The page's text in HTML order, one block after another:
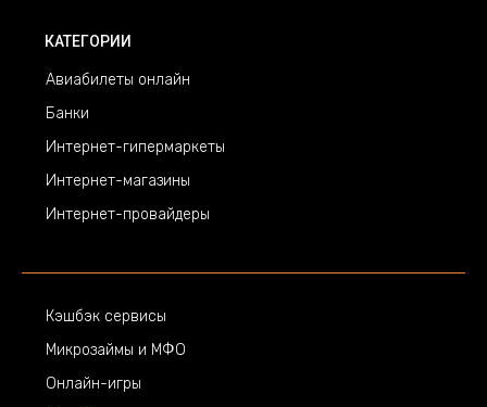
КАТЕГОРИИ
Авиабилеты онлайн
Банки
Интернет-гипермаркеты
Интернет-магазины
Интернет-провайдеры
Кэшбэк сервисы
Микрозаймы и МФО
Онлайн-игры